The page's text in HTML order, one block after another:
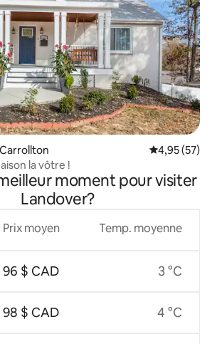
Note
4,95 (57)
la vôtre !
moment pour visiter
Landover?
Prix moyen
96 $ CAD
98 $ CAD
Temp. moyenne
3 °C
4 °C